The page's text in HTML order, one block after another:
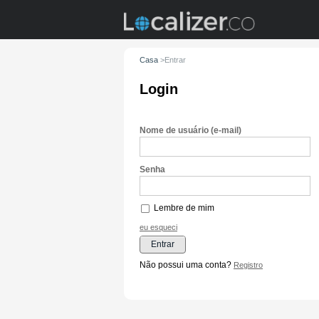
Casa >Entrar
Login
Nome de usuário (e-mail)
Senha
Lembre de mim
eu esqueci
Entrar
Não possui uma conta? Registro